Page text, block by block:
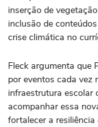
inserção de
inclusão de
crise climática no
Fleck argumenta que
por eventos cada vez
infraestrutura escolar
acompanhar essa
fortalecer a